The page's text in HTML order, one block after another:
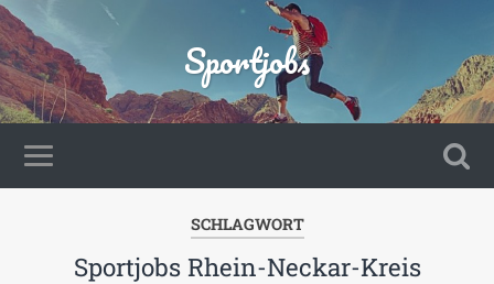
Sportjobs
SCHLAGWORT
Sportjobs Rhein-Neckar-Kreis